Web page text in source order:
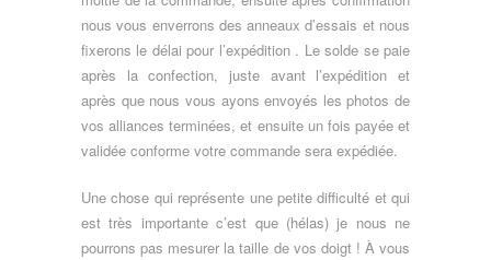
nous vous enverrons des anneaux d’essais et nous
fixerons le délai pour l’expédition . Le solde se paie
après la confection, juste avant l’expédition et
après que nous vous ayons envoyés les photos de
vos alliances terminées, et ensuite un fois payée et
validée conforme votre commande sera expédiée.
Une chose qui représente une petite difficulté et qui
est très importante c’est que (hélas) je nous ne
pourrons pas mesurer la taille de vos doigt ! À vous